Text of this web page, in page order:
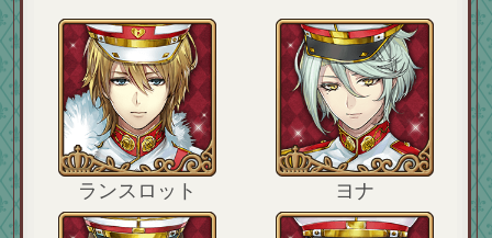
ランスロット ヨナ